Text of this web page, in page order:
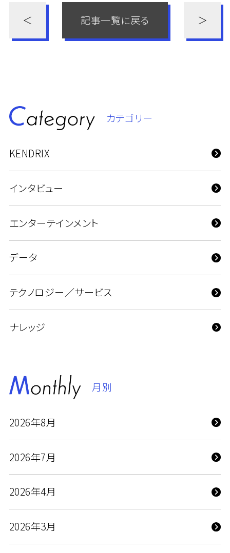
＜ 記事一覧に戻る ＞
カテゴリー
KENDRIX
インタビュー
エンターテインメント
データ
テクノロジー／サービス
ナレッジ
月別
2026年8月
2026年7月
2026年4月
2026年3月